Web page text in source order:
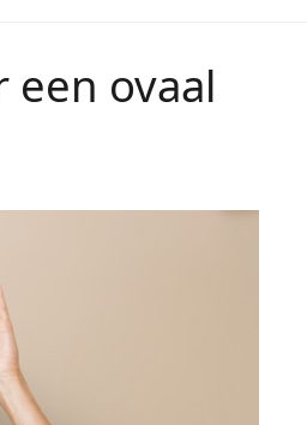
ovaal